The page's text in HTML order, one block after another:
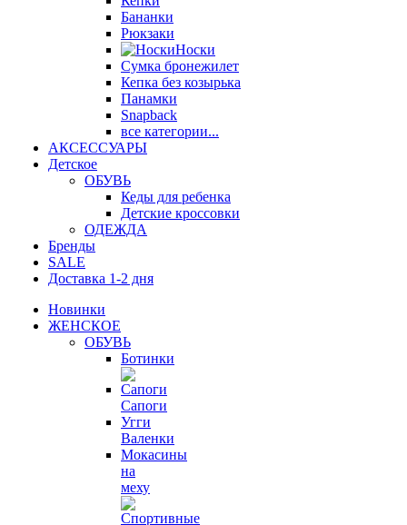
Бананки
Рюкзаки
Носки
Сумка бронежилет
Кепка без козырька
Панамки
Snapback
все категории...
АКСЕССУАРЫ
Детское
ОБУВЬ
Кеды для ребенка
Детские кроссовки
ОДЕЖДА
Бренды
SALE
Доставка 1-2 дня
Новинки
ЖЕНСКОЕ
ОБУВЬ
Ботинки
Сапоги
Угги
Валенки
Мокасины
на
меху